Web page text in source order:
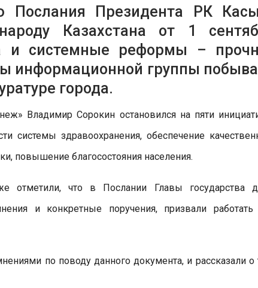
Послания Президента РК
Казахстана от 1
и системные реформы –
информационной группы
города.
Владимир Сорокин остановился на пяти
системы здравоохранения, обеспечение
повышение благосостояния населения.
отметили, что в Послании Главы государства
и конкретные поручения, призвали работать
по поводу данного документа, и рассказали о